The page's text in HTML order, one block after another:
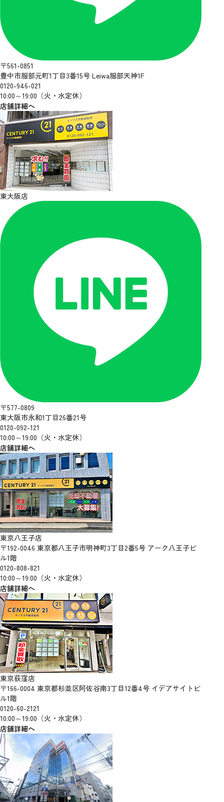
〒561-0851
豊中市服部元町1丁目3番15号 Leiwa服部天神1F
0120-946-021
10:00～19:00（火・水定休）
店舗詳細へ
東大阪店
〒577-0809
東大阪市永和1丁目26番21号
0120-092-121
10:00～19:00（火・水定休）
店舗詳細へ
東京八王子店
〒192-0046 東京都八王子市明神町3丁目2番5号 アーク八王子ビ
ル1階
0120-808-821
10:00～19:00（火・水定休）
店舗詳細へ
東京荻窪店
〒166-0004 東京都杉並区阿佐谷南3丁目12番4号 イデアサイトビ
ル1階
0120-60-2121
10:00～19:00（火・水定休）
店舗詳細へ